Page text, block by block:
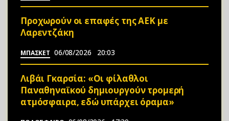
Προχωρούν οι επαφές της ΑΕΚ με
Λαρεντζάκη
ΜΠΑΣΚΕΤ 06/08/2026 20:03
Λιβάι Γκαρσία: «Οι φίλαθλοι
Παναθηναϊκού δημιουργούν τρομερή
ατμόσφαιρα, εδώ υπάρχει όραμα»